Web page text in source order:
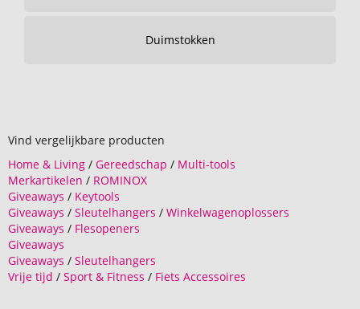
Duimstokken
Vind vergelijkbare producten
Home & Living / Gereedschap / Multi-tools
Merkartikelen / ROMINOX
Giveaways / Keytools
Giveaways / Sleutelhangers / Winkelwagenoplossers
Giveaways / Flesopeners
Giveaways
Giveaways / Sleutelhangers
Vrije tijd / Sport & Fitness / Fiets Accessoires